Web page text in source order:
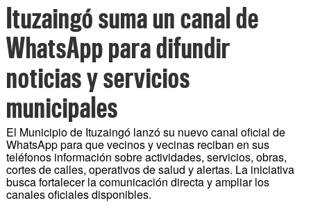
Ituzaingó suma un canal de
WhatsApp para difundir
noticias y servicios
municipales
El Municipio de Ituzaingó lanzó su nuevo canal oficial de
WhatsApp para que vecinos y vecinas reciban en sus
teléfonos información sobre actividades, servicios, obras,
cortes de calles, operativos de salud y alertas. La iniciativa
busca fortalecer la comunicación directa y ampliar los
canales oficiales disponibles.